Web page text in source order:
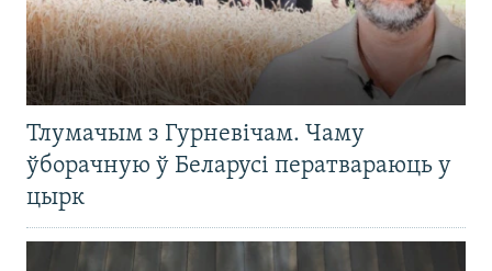
Тлумачым з Гурневічам. Чаму
ўборачную ў Беларусі ператвараюць у
цырк